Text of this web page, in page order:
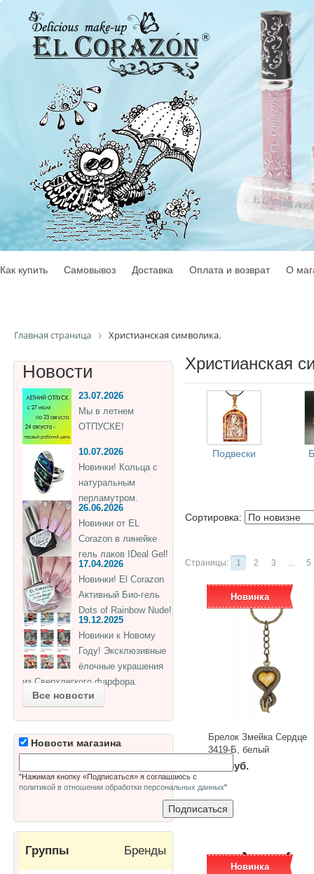
Как купить Самовывоз Доставка Оплата и возврат О
Главная страница Христианская символика.
Христианская
Подвески
Сортировка:
Страницы: 1 2 3 5
Новинка
Брелок Змейка Сердце
3419-Б, белый
840 руб.
Новинка
Новости
23.07.2026
Мы в летнем
ОТПУСКЕ!
10.07.2026
Новинки! Кольца с
натуральным
перламутром.
26.06.2026
Новинки от EL
Corazon в линейке
гель лаков IDeal Gel!
17.04.2026
Новинки! El Corazon
Активный Био-гель
Dots of Rainbow Nude!
19.12.2025
Новинки к Новому
Году! Эксклюзивные
ёлочные украшения
из Сверхлегкого фарфора.
Все новости
Новости магазина
"Нажимая кнопку «Подписаться» я соглашаюсь с
политикой в отношении обработки персональных данных"
Группы Бренды